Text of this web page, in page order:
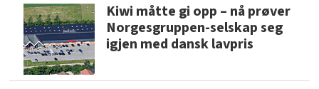
Kiwi måtte gi opp – nå prøver
Norgesgruppen-selskap seg
igjen med dansk lavpris